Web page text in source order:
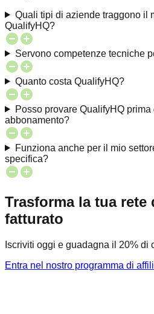
Quali tipi di aziende traggono il
QualifyHQ?
Servono competenze tecniche
Quanto costa QualifyHQ?
Posso provare QualifyHQ
abbonamento?
Funziona anche per il mio
specifica?
Trasforma la tua
fatturato
Iscriviti oggi e guadagna il 20% di
Entra nel nostro programma di